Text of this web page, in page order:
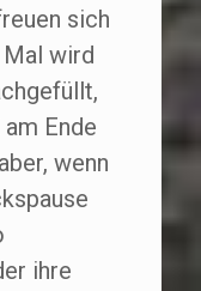
sich
wird
Ende
wenn
ihre